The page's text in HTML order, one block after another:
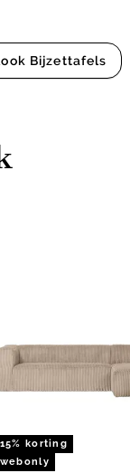
Bijzettafels
15% korting
webonly